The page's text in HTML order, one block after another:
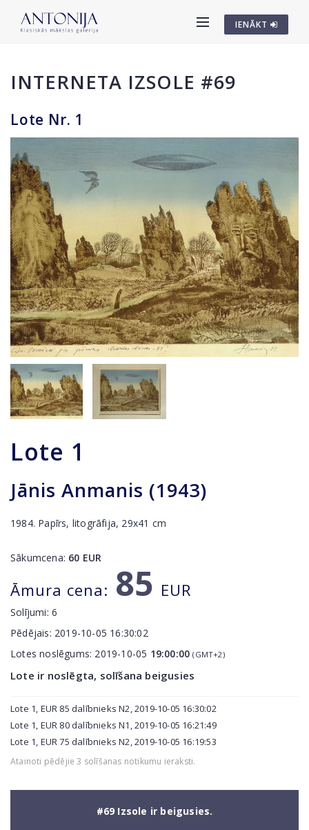
IENĀKT
INTERNETA IZSOLE #69
Lote Nr. 1
Lote 1
Jānis Anmanis (1943)
1984. Papīrs, litogrāfija, 29x41 cm
Sākumcena: 60 EUR
Āmura cena: 85 EUR
Solījumi:6
Pēdējais: 2019-10-05 16:30:02
Lotes noslēgums: 2019-10-05 19:00:00 (GMT+2)
Lote ir noslēgta, solīšana beigusies
Lote 1, EUR 85 dalībnieks N2, 2019-10-05 16:30:02
Lote 1, EUR 80 dalībnieks N1, 2019-10-05 16:21:49
Lote 1, EUR 75 dalībnieks N2, 2019-10-05 16:19:53
Atainoti pēdējie 3 solīšanas notikumu ieraksti.
#69 Izsole ir beigusies.